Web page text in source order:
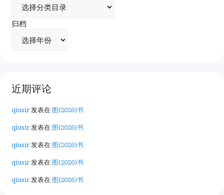
归档
近期评论
qiusir发表在 图(2026)书
qiusir发表在 图(2026)书
qiusir发表在 图(2026)书
qiusir发表在 图(2026)书
qiusir发表在 图(2026)书